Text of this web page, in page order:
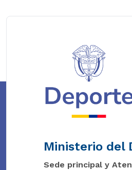
Ministerio del
Sede principal y